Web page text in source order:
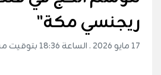
ريجنسي مكة"
17 مايو 2026 . الساعة 18:36 بتوقيت مسقط